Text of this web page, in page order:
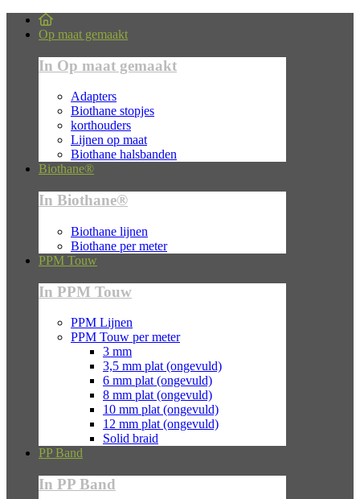
Op maat gemaakt
In Op maat gemaakt
Adapters
Biothane stopjes
korthouders
Lijnen op maat
Biothane halsbanden
Biothane®
In Biothane®
Biothane lijnen
Biothane per meter
PPM Touw
In PPM Touw
PPM Lijnen
PPM Touw per meter
3 mm
3,5 mm plat (ongevuld)
6 mm plat (ongevuld)
8 mm plat (ongevuld)
10 mm plat (ongevuld)
12 mm plat (ongevuld)
Solid braid
PP Band
In PP Band